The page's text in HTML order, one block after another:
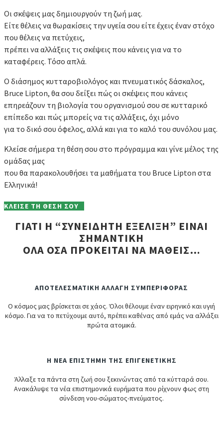
Οι σκέψεις μας δημιουργούν τη ζωή μας.
Είτε θέλεις να θωρακίσεις την υγεία σου είτε έχεις έναν στόχο
που θέλεις να πετύχεις,
πρέπει να αλλάξεις τις σκέψεις που κάνεις για να το
καταφέρεις. Τόσο απλά.
Ο διάσημος κυτταροβιολόγος και πνευματικός δάσκαλος,
Bruce Lipton, θα σου δείξει πώς οι σκέψεις που κάνεις
επηρεάζουν τη βιολογία του οργανισμού σου σε κυτταρικό
επίπεδο και πώς μπορείς να τις αλλάξεις, όχι μόνο
για το δικό σου όφελος, αλλά και για το καλό του συνόλου μας.
Κλείσε σήμερα τη θέση σου στο πρόγραμμα και γίνε μέλος της
ομάδας μας
που θα παρακολουθήσει τα μαθήματα του Bruce Lipton στα
Ελληνικά!
ΚΛΕΙΣΕ ΤΗ ΘΕΣΗ ΣΟΥ
ΓΙΑΤΙ Η “ΣΥΝΕΙΔΗΤΗ ΕΞΕΛΙΞΗ” ΕΙΝΑΙ
ΣΗΜΑΝΤΙΚΗ
ΟΛΑ ΟΣΑ ΠΡΟΚΕΙΤΑΙ ΝΑ ΜΑΘΕΙΣ…
ΑΠΟΤΕΛΕΣΜΑΤΙΚΗ ΑΛΛΑΓΗ ΣΥΜΠΕΡΙΦΟΡΑΣ
Ο κόσμος μας βρίσκεται σε χάος. Όλοι θέλουμε έναν ειρηνικό και υγιή
κόσμο. Για να το πετύχουμε αυτό, πρέπει καθένας από εμάς να αλλάξει
πρώτα ατομικά.
Η ΝΕΑ ΕΠΙΣΤΗΜΗ ΤΗΣ ΕΠΙΓΕΝΕΤΙΚΗΣ
Άλλαξε τα πάντα στη ζωή σου ξεκινώντας από τα κύτταρά σου.
Ανακάλυψε τα νέα επιστημονικά ευρήματα που ρίχνουν φως στη
σύνδεση νου-σώματος-πνεύματος.